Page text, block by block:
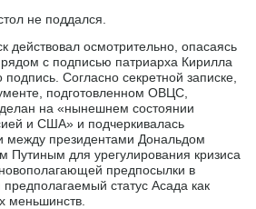
не поддался.
действовал осмотрительно, опасаясь
рядом с подписью патриарха Кирилла
подпись. Согласно секретной записке,
подготовленном ОВЦС,
на «нынешнем состоянии
и США» и подчеркивалась
между президентами Дональдом
для урегулирования кризиса
предпосылки в
статус Асада как
меньшинств.